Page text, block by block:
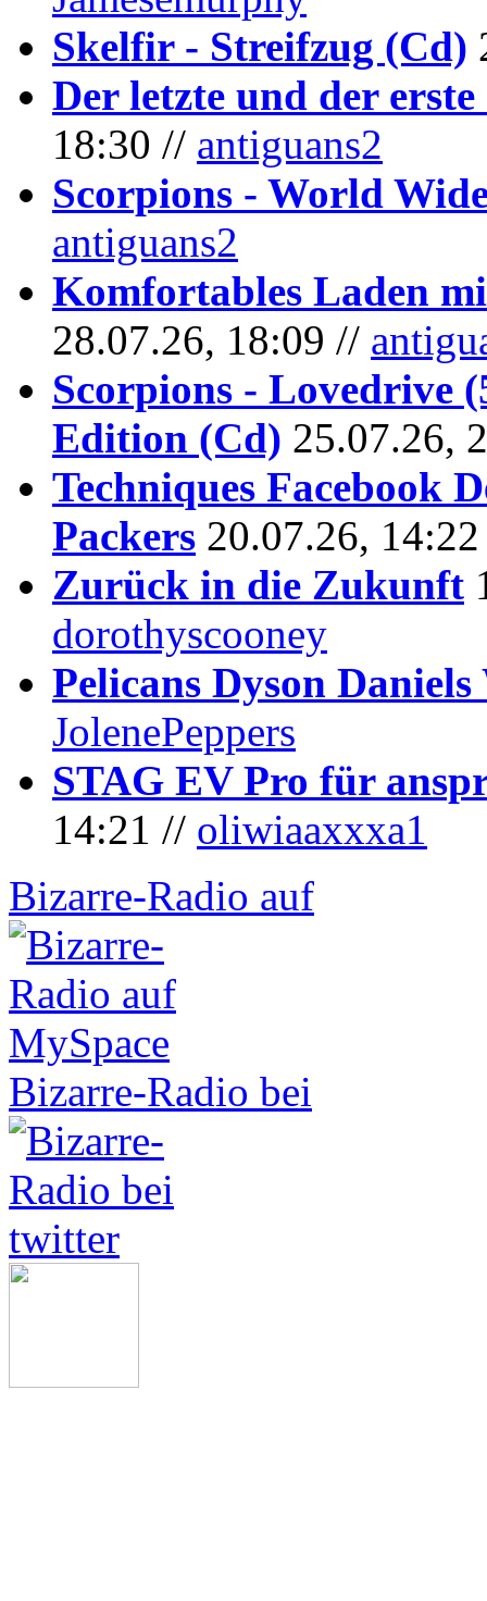
Skelfir - Streifzug (Cd)
Der letzte und der erste
18:30 // antiguans2
Scorpions - World
antiguans2
Komfortables Laden
28.07.26, 18:09 //
Scorpions - Lovedrive
Edition (Cd) 25.07.26,
Techniques Facebook
Packers 20.07.26,
Zurück in die Zukunft
dorothyscooney
Pelicans Dyson
JolenePeppers
STAG EV Pro für
14:21 // oliwiaaxxxa1
Bizarre-Radio auf
Bizarre-Radio bei